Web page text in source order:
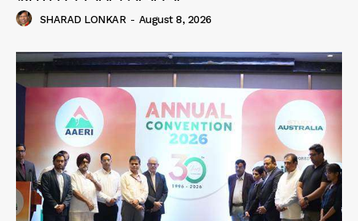
SHARAD LONKAR - August 8, 2026